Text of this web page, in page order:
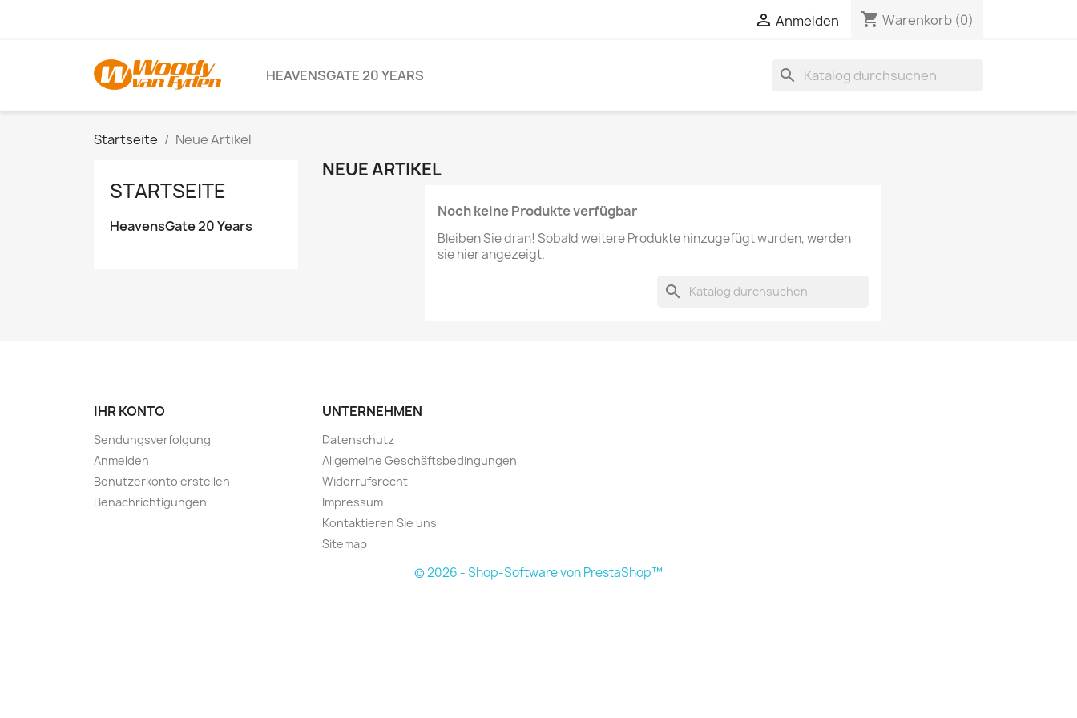
 Anmelden shopping_cart Warenkorb (0)
HEAVENSGATE 20 YEARS search
Startseite Neue Artikel
STARTSEITE
HeavensGate 20 Years
NEUE ARTIKEL
Noch keine Produkte verfügbar
Bleiben Sie dran! Sobald weitere Produkte hinzugefügt wurden, werden
sie hier angezeigt.
search
IHR KONTO
Sendungsverfolgung
Anmelden
Benutzerkonto erstellen
Benachrichtigungen
UNTERNEHMEN
Datenschutz
Allgemeine Geschäftsbedingungen
Widerrufsrecht
Impressum
Kontaktieren Sie uns
Sitemap
© 2026 - Shop-Software von PrestaShop™